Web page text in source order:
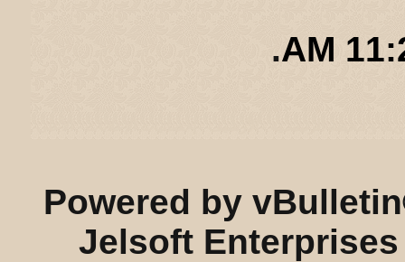
.
Powered by
Jelsoft